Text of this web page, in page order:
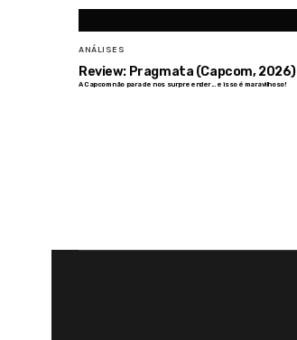
ANÁLISES
Review: Pragmata (Capcom, 2026)
A Capcom não para de nos surpreender... e isso é maravilhoso!